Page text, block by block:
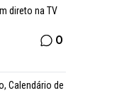
direto na TV
0
Calendário de